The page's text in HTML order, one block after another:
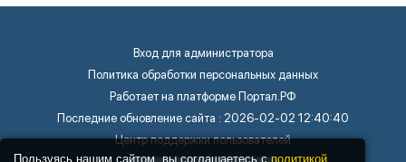
Пользуясь нашим сайтом, вы соглашаетесь сполитикой
Вход для администратора
Политика обработки персональных данных
Работает на платформе Портал.РФ
Последние обновление сайта : 2026-02-02 12:40:40
Центр поддержки пользователей